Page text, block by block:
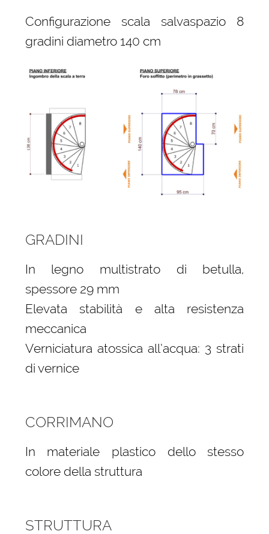
Configurazione scala salvaspazio 8
gradini diametro 140 cm
GRADINI
In legno multistrato di betulla,
spessore 29 mm
Elevata stabilità e alta resistenza
meccanica
Verniciatura atossica all’acqua: 3 strati
di vernice
CORRIMANO
In materiale plastico dello stesso
colore della struttura
STRUTTURA